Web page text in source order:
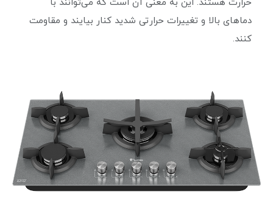
حرارت هستند. این به معنی آن است که می‌توانند با
دماهای بالا و تغییرات حرارتی شدید کنار بیایند و مقاومت
کنند.